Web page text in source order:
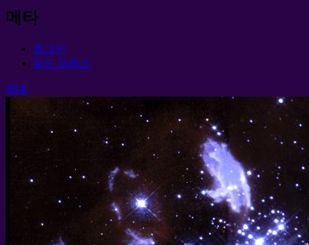
메타
로그인
워드 프레스
최대